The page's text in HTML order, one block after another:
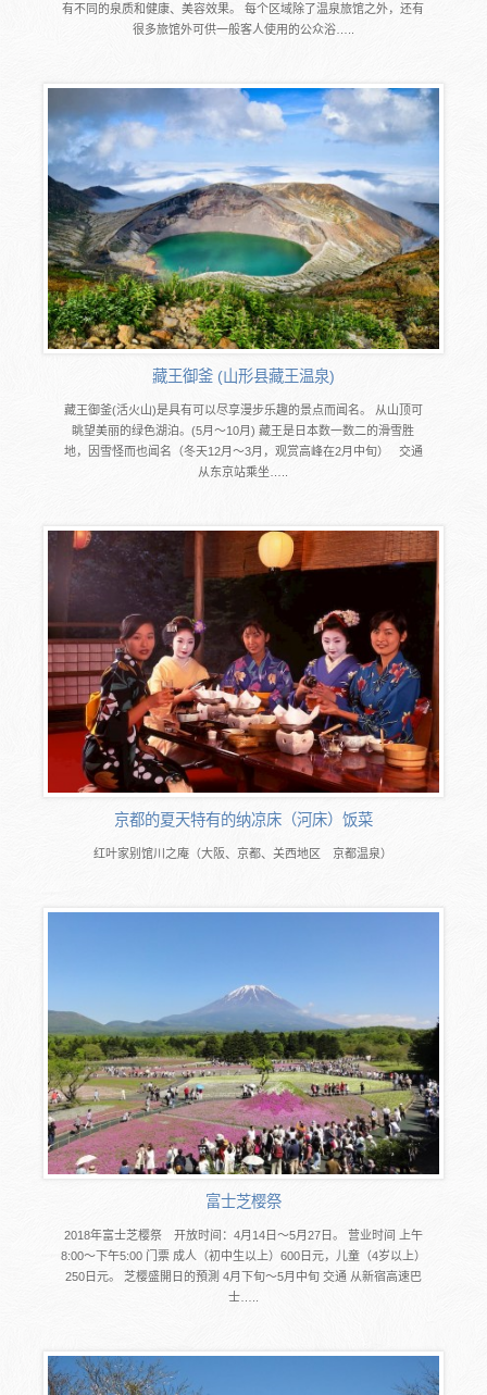
有不同的泉质和健康、美容效果。 每个区域除了温泉旅馆之外，还有
很多旅馆外可供一般客人使用的公众浴…..
藏王御釜 (山形县藏王温泉)
藏王御釜(活火山)是具有可以尽享漫步乐趣的景点而闻名。 从山顶可
眺望美丽的绿色湖泊。(5月～10月) 藏王是日本数一数二的滑雪胜
地，因雪怪而也闻名（冬天12月～3月，观赏高峰在2月中旬） 交通
从东京站乘坐…..
京都的夏天特有的纳凉床（河床）饭菜
红叶家别馆川之庵（大阪、京都、关西地区 京都温泉）
富士芝樱祭
2018年富士芝樱祭 开放时间：4月14日～5月27日。 营业时间 上午
8:00～下午5:00 门票 成人（初中生以上）600日元，儿童（4岁以上）
250日元。 芝樱盛開日的預測 4月下旬～5月中旬 交通 从新宿高速巴
士…..